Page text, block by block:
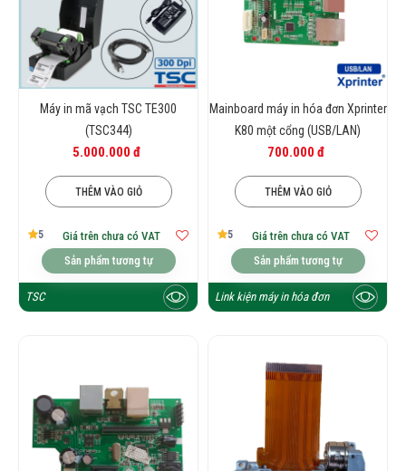
Máy in mã vạch TSC TE300
(TSC344)
5.000.000 đ
THÊM VÀO GIỎ
5
Giá trên chưa có VAT
Sản phẩm tương tự
TSC
Mainboard máy in hóa đơn Xprinter
K80 một cổng (USB/LAN)
700.000 đ
THÊM VÀO GIỎ
5
Giá trên chưa có VAT
Sản phẩm tương tự
Link kiện máy in hóa đơn